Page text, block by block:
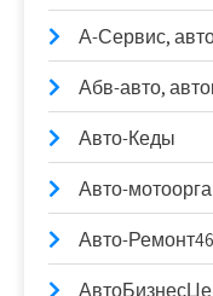
А-Сервис,
Абв-авто,
Авто-Кеды
Авто-
Авто-Ремонт46